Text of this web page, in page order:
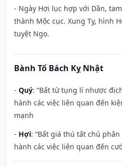
- Ngày Hợi lục hợp với Dần,
thành Mộc cục. Xung Tỵ, hình
tuyệt Ngọ.
Bành Tổ Bách Kỵ Nhật
- Quý: “Bất từ tụng lí nhược
hành các việc liên quan đến
mạnh
- Hợi: “Bất giá thú tất chủ
hành các việc liên quan đến